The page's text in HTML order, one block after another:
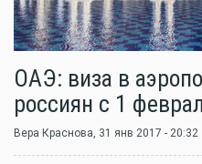
ОАЭ: виза в
россиян с 1
Вера Краснова, 31 янв 2017 - 20:32